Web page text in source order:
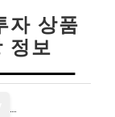
자 상품
정보